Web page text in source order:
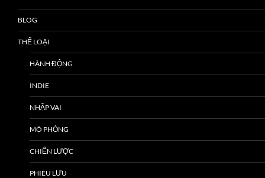
BLOG
THỂ LOẠI
HÀNH ĐỘNG
INDIE
NHẬP VAI
MÔ PHỎNG
CHIẾN LƯỢC
PHIÊU LƯU